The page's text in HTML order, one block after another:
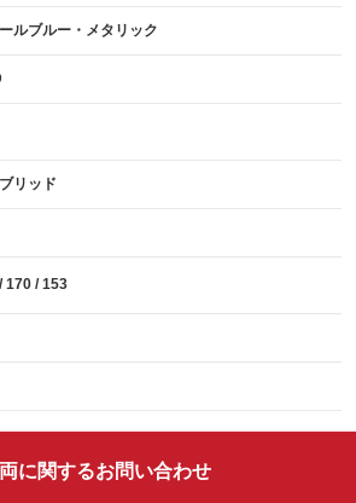
ルブルー・メタリック
リッド
170 / 153
に関するお問い合わせ